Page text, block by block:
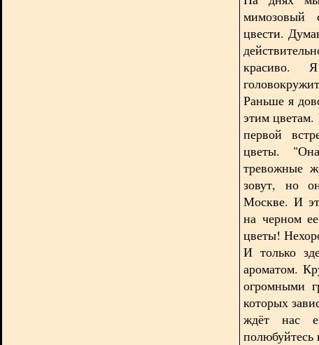
мимозовый
цвести.
Раньше я
этим цветам.
первой
цветы. "
тревожные
зовут, но
Москве. И
на черном
цветы!
И только
ароматом.
огромными
которых
ждёт нас